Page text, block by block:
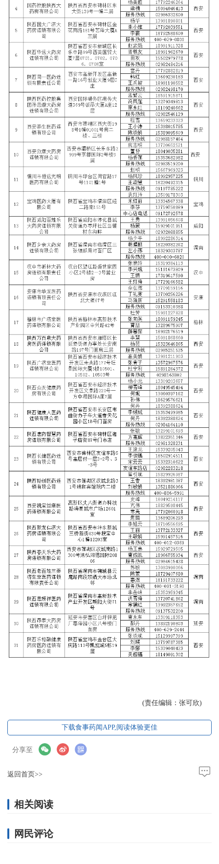
(责任编辑：张可欣)
下载食事药闻APP,阅读体验更佳
分享至
返回首页>>
相关阅读
网民评论